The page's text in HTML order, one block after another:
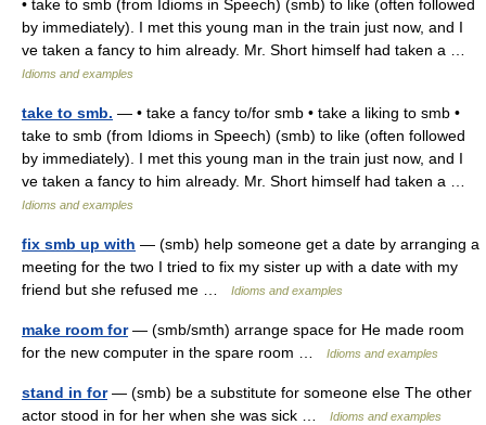
• take to smb (from Idioms in Speech) (smb) to like (often followed
by immediately). I met this young man in the train just now, and I
ve taken a fancy to him already. Mr. Short himself had taken a …
Idioms and examples
take to smb. — • take a fancy to/for smb • take a liking to smb •
take to smb (from Idioms in Speech) (smb) to like (often followed
by immediately). I met this young man in the train just now, and I
ve taken a fancy to him already. Mr. Short himself had taken a …
Idioms and examples
fix smb up with — (smb) help someone get a date by arranging a
meeting for the two I tried to fix my sister up with a date with my
friend but she refused me …
Idioms and examples
make room for— (smb/smth) arrange space for He made room
for the new computer in the spare room …
Idioms and examples
stand in for— (smb) be a substitute for someone else The other
actor stood in for her when she was sick …
Idioms and examples